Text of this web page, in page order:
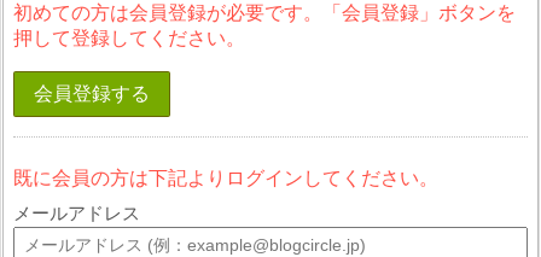
初めての方は会員登録が必要です。「会員登録」ボタンを
押して登録してください。
会員登録する
既に会員の方は下記よりログインしてください。
メールアドレス